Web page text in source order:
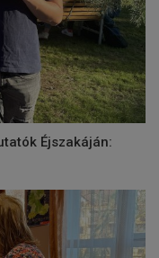
Éjszakáján: